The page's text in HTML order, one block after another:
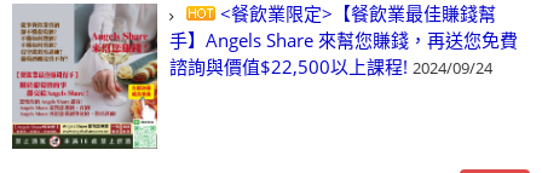
<餐飲業限定>【餐飲業最佳賺錢幫
手】Angels Share 來幫您賺錢，再送您免費
諮詢與價值$22,500以上課程! 2024/09/24